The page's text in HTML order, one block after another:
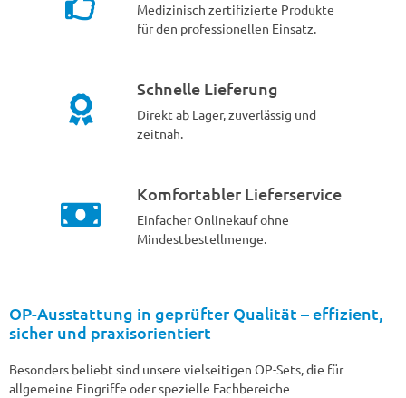
Medizinisch zertifizierte Produkte
für den professionellen Einsatz.
Schnelle Lieferung
Direkt ab Lager, zuverlässig und
zeitnah.
Komfortabler Lieferservice
Einfacher Onlinekauf ohne
Mindestbestellmenge.
OP-Ausstattung in geprüfter Qualität – effizient,
sicher und praxisorientiert
Besonders beliebt sind unsere vielseitigen OP-Sets, die für
allgemeine Eingriffe oder spezielle Fachbereiche